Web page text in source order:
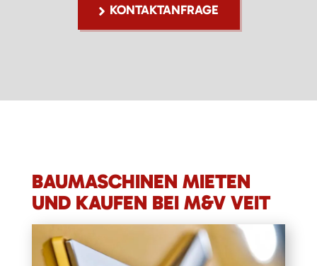
KONTAKTANFRAGE
BAUMASCHINEN MIETEN
UND KAUFEN BEI M&V VEIT